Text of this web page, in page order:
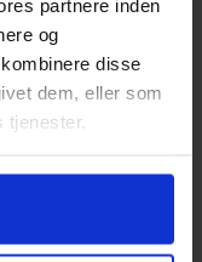
partnere inden
og
disse
dem, eller som
tjenester.